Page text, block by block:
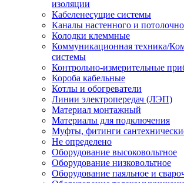
изоляции
Кабеленесущие системы
Каналы настенного и
Колодки клеммные
Коммуникационная техника/
системы
Контрольно-измерительные
Короба кабельные
Котлы и обогреватели
Линии электропередач (ЛЭП)
Материал монтажный
Материалы для подключения
Муфты, фитинги
Не определено
Оборудование высоковольтное
Оборудование низковольтное
Оборудование паяльное и